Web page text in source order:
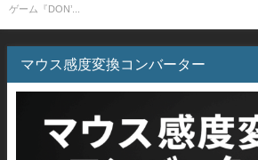
ゲーム『DON’...
マウス感度変換コンバーター